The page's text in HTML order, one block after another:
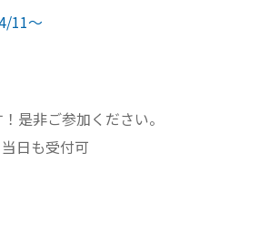
11～
是非ご参加ください。
日も受付可